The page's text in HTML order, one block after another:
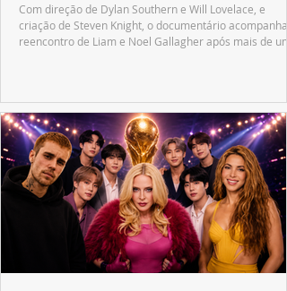
Com direção de Dylan Southern e Will Lovelace, e
criação de Steven Knight, o documentário acompanha
reencontro de Liam e Noel Gallagher após mais de